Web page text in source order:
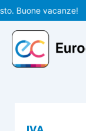
Vai
al
contenuto
vacanze!